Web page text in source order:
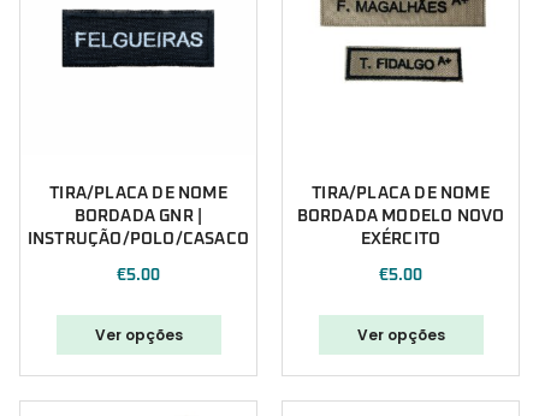
TIRA/PLACA DE NOME
BORDADA GNR |
INSTRUÇÃO/POLO/CASACO
€5.00
Ver opções
TIRA/PLACA DE NOME
BORDADA MODELO NOVO
EXÉRCITO
€5.00
Ver opções